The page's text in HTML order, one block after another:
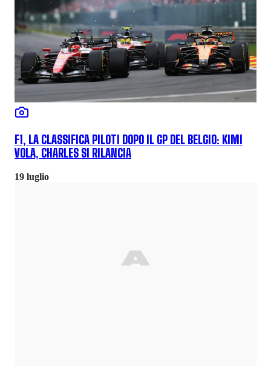
F1, LA CLASSIFICA PILOTI DOPO IL GP DEL BELGIO: KIMI
VOLA, CHARLES SI RILANCIA
19 luglio